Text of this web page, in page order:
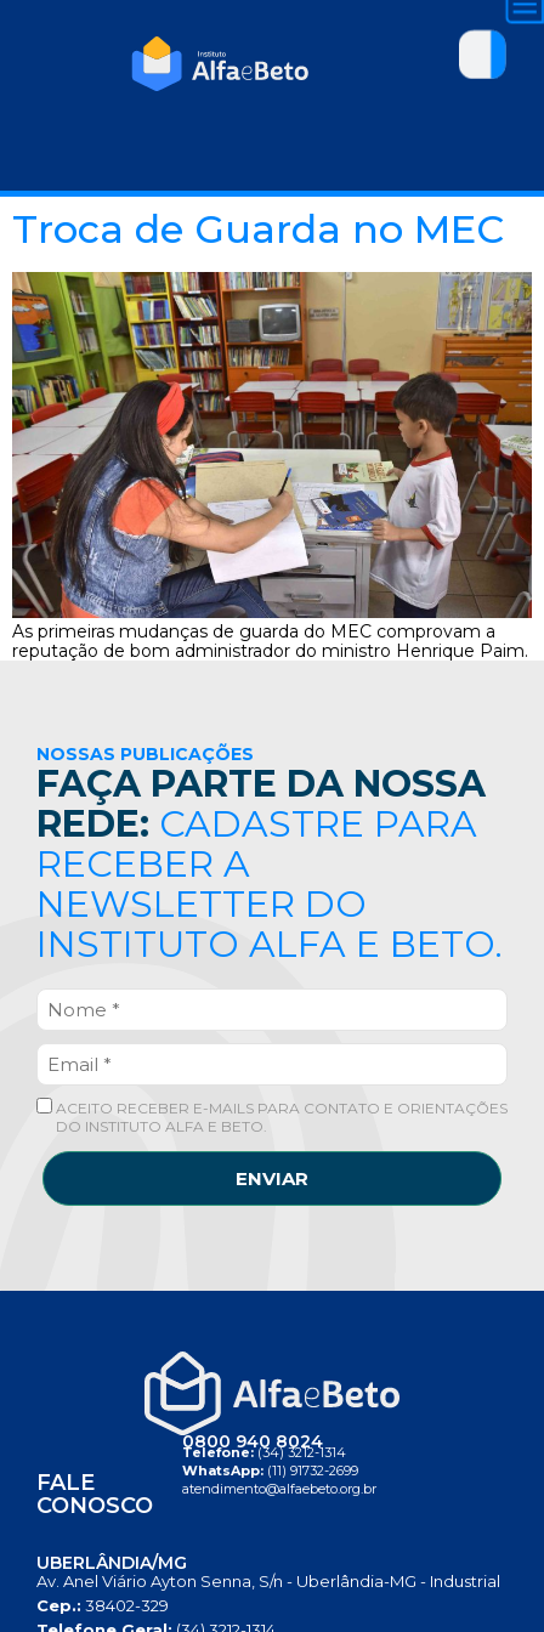
Troca de Guarda no MEC
As primeiras mudanças de guarda do MEC comprovam a
reputação de bom administrador do ministro Henrique Paim.
NOSSAS PUBLICAÇÕES
FAÇA PARTE DA NOSSA
REDE: CADASTRE PARA
RECEBER A
NEWSLETTER DO
INSTITUTO ALFA E BETO.
ACEITO RECEBER E-MAILS PARA CONTATO E ORIENTAÇÕES
DO INSTITUTO ALFA E BETO.
ENVIAR
FALE
CONOSCO
0800 940 8024
Telefone:(34) 3212-1314
WhatsApp: (11) 91732-2699
atendimento@alfaebeto.org.br
UBERLÂNDIA/MG
Av. Anel Viário Ayton Senna, S/n - Uberlândia-MG - Industrial
Cep.: 38402-329